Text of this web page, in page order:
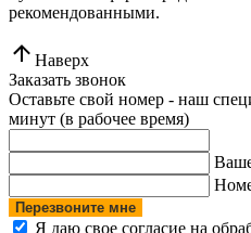
рекомендованными.
Наверх
Заказать звонок
Оставьте свой номер - наш
минут (в рабочее время)
Перезвоните мне
Я даю свое согласие на